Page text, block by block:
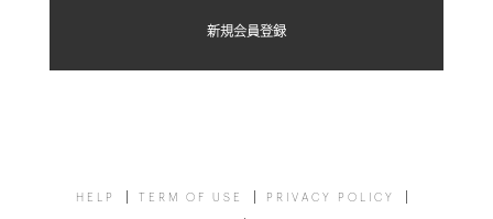
HELP TERM OF USE PRIVACY POLICY